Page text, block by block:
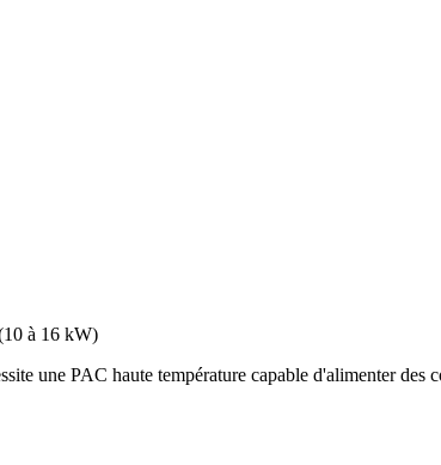
10 à 16 kW)
une PAC haute température capable d'alimenter des